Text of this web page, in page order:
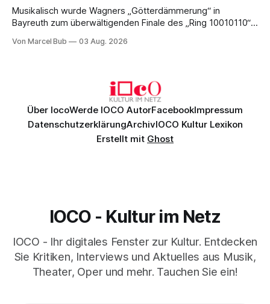
Musikalisch wurde Wagners „Götterdämmerung“ in
Bayreuth zum überwältigenden Finale des „Ring 10010110“:
exzellentes Sängerensemble begeisterten. Die KI-geprägte
Von Marcel Bub 03 Aug. 2026
Über IocoWerde IOCO AutorFacebookImpressum
DatenschutzerklärungArchivIOCO Kultur Lexikon
Erstellt mit Ghost
IOCO - Kultur im Netz
IOCO - Ihr digitales Fenster zur Kultur. Entdecken
Sie Kritiken, Interviews und Aktuelles aus Musik,
Theater, Oper und mehr. Tauchen Sie ein!